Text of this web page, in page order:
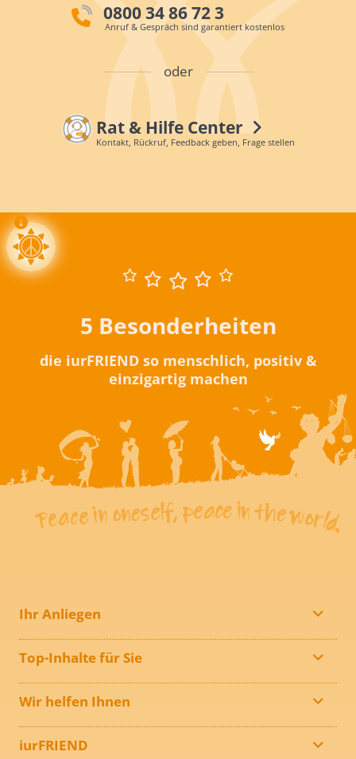
0800 34 86 72 3
Anruf & Gespräch sind garantiert kostenlos
oder
Rat & Hilfe Center
Kontakt, Rückruf, Feedback geben, Frage stellen
5 Besonderheiten
die iurFRIEND so menschlich, positiv &
einzigartig machen
Ihr Anliegen
Top-Inhalte für Sie
Wir helfen Ihnen
iurFRIEND